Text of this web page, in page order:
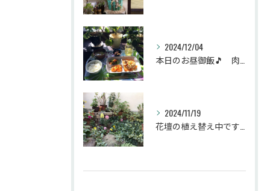
2024/12/04
2024/11/19